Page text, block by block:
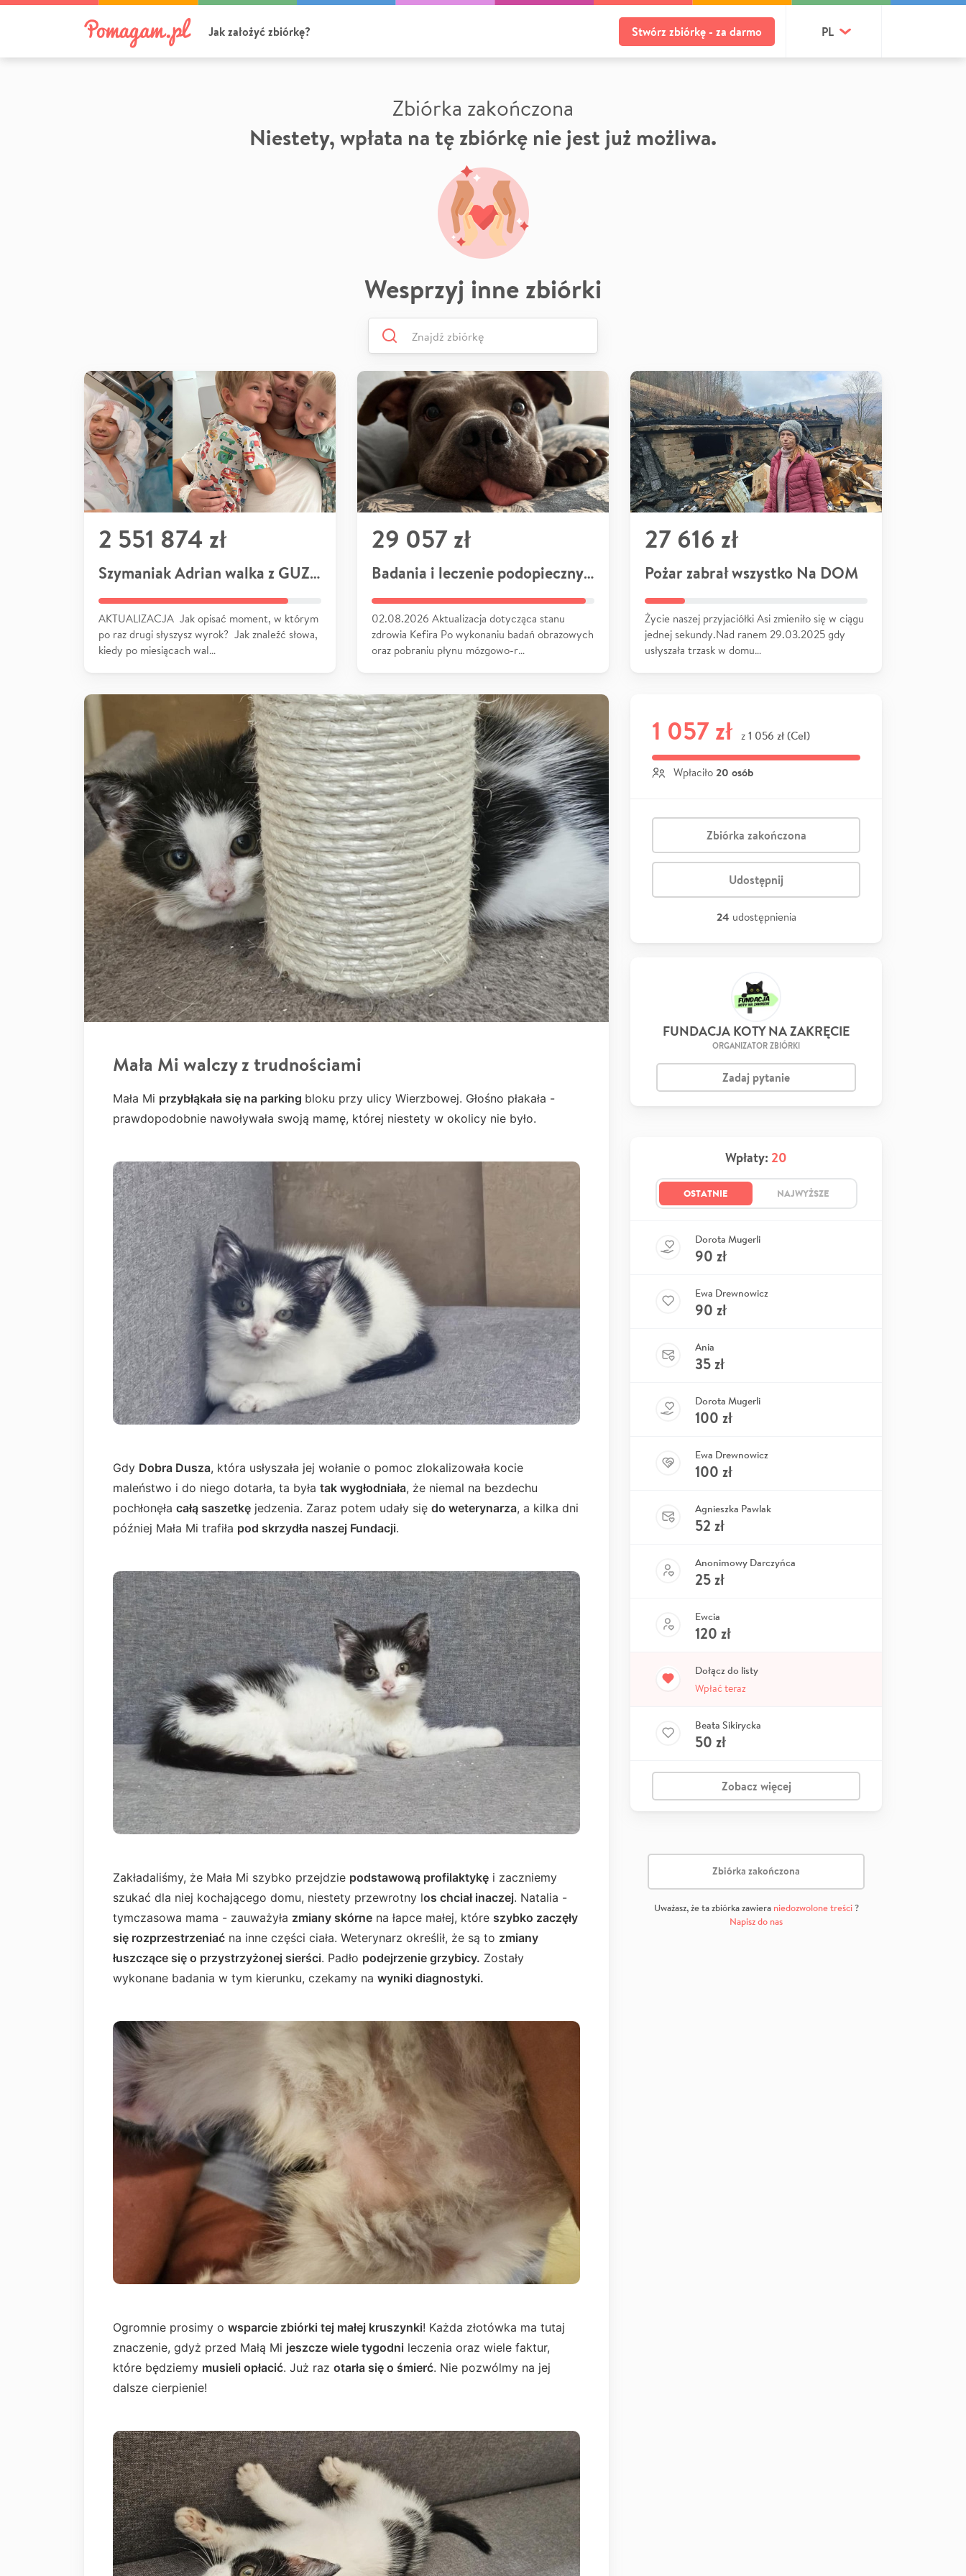
Jak założyć zbiórkę? Stwórz zbiórkę - za darmo PL
Zbiórka zakończona
Niestety, wpłata na tę zbiórkę nie jest już możliwa.
Wesprzyj inne zbiórki
2 551 874 zł
Szymaniak Adrian walka z GUZEM
AKTUALIZACJA Jak opisać moment, w którym
po raz drugi słyszysz wyrok? Jak znaleźć słowa,
kiedy po miesiącach wal…
29 057 zł
Badania i leczenie podopiecznych
02.08.2026 Aktualizacja dotycząca stanu
zdrowia Kefira Po wykonaniu badań obrazowych
oraz pobraniu płynu mózgowo-r…
27 616 zł
Pożar zabrał wszystko Na DOM
Życie naszej przyjaciółki Asi zmieniło się w ciągu
jednej sekundy.Nad ranem 29.03.2025 gdy
usłyszała trzask w domu…
Mała Mi walczy z trudnościami
Mała Mi przybłąkała się na parking bloku przy ulicy Wierzbowej. Głośno płakała -
prawdopodobnie nawoływała swoją mamę, której niestety w okolicy nie było.
Gdy Dobra Dusza, która usłyszała jej wołanie o pomoc zlokalizowała kocie
maleństwo i do niego dotarła, ta była tak wygłodniała, że niemal na bezdechu
pochłonęła całą saszetkę jedzenia. Zaraz potem udały się do weterynarza, a kilka dni
później Mała Mi trafiła pod skrzydła naszej Fundacji.
Zakładaliśmy, że Mała Mi szybko przejdzie podstawową profilaktykę i zaczniemy
szukać dla niej kochającego domu, niestety przewrotny los chciał inaczej. Natalia -
tymczasowa mama - zauważyła zmiany skórne na łapce małej, które szybko zaczęły
się rozprzestrzeniać na inne części ciała. Weterynarz określił, że są to zmiany
łuszczące się o przystrzyżonej sierści. Padło podejrzenie grzybicy. Zostały
wykonane badania w tym kierunku, czekamy na wyniki diagnostyki.
Ogromnie prosimy o wsparcie zbiórki tej małej kruszynki! Każda złotówka ma tutaj
znaczenie, gdyż przed Małą Mi jeszcze wiele tygodni leczenia oraz wiele faktur,
które będziemy musieli opłacić. Już raz otarła się o śmierć. Nie pozwólmy na jej
dalsze cierpienie!
1 057 zł z 1 056 zł (Cel)
Wpłaciło 20 osób
Zbiórka zakończona
Udostępnij
24 udostępnienia
FUNDACJA KOTY NA ZAKRĘCIE
ORGANIZATOR ZBIÓRKI
Zadaj pytanie
Wpłaty: 20
OSTATNIE NAJWYŻSZE
Dorota Mugerli
90 zł
Ewa Drewnowicz
90 zł
Ania
35zł
Dorota Mugerli
100 zł
Ewa Drewnowicz
100 zł
Agnieszka Pawlak
52 zł
Anonimowy Darczyńca
25zł
Ewcia
120 zł
Dołącz do listy
Wpłać teraz
Beata Sikirycka
50 zł
Zobacz więcej
Zbiórka zakończona
Uważasz, że ta zbiórka zawiera niedozwolone treści?
Napisz do nas